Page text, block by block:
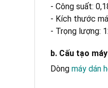
- Công suất:
- Kích thước
- Trọng lượng:
b. Cấu tạo
Dòng máy dán